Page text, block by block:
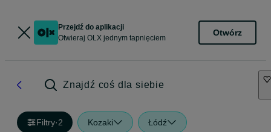
Przejdź do aplikacji
Otwieraj OLX jednym tapnięciem
Otwórz
Znajdź coś dla siebie
Filtry·2 Kozaki Łódź